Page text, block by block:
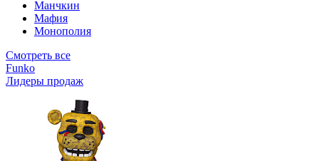
Манчкин
Мафия
Монополия
Смотреть все
Funko
Лидеры продаж